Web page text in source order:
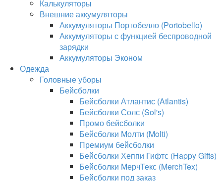
Калькуляторы
Внешние аккумуляторы
Аккумуляторы Портобелло (Portobello)
Аккумуляторы с функцией беспроводной
зарядки
Аккумуляторы Эконом
Одежда
Головные уборы
Бейсболки
Бейсболки Атлантис (Atlantis)
Бейсболки Солс (Sol's)
Промо бейсболки
Бейсболки Молти (Molti)
Премиум бейсболки
Бейсболки Хеппи Гифтс (Happy Gifts)
Бейсболки МерчТекс (MerchTex)
Бейсболки под заказ